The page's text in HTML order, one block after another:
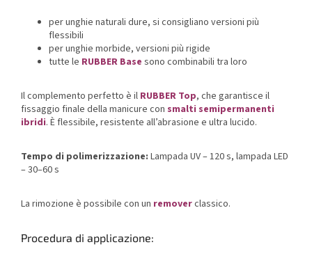
per unghie naturali dure, si consigliano versioni più
flessibili
per unghie morbide, versioni più rigide
tutte le RUBBER Base sono combinabili tra loro
Il complemento perfetto è il RUBBER Top, che garantisce il
fissaggio finale della manicure con smalti semipermanenti
ibridi. È flessibile, resistente all’abrasione e ultra lucido.
Tempo di polimerizzazione: Lampada UV – 120 s, lampada LED
– 30–60 s
La rimozione è possibile con un removerclassico.
Procedura di applicazione: